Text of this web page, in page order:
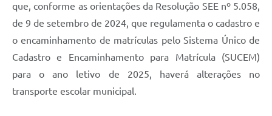
Arquivos para Download
SIC
Jornal
que, conforme as orientações da Resolução SEE nº 5.058,
de 9 de setembro de 2024, que regulamenta o cadastro e
o encaminhamento de matrículas pelo Sistema Único de
Cadastro e Encaminhamento para Matrícula (SUCEM)
para o ano letivo de 2025, haverá alterações no
transporte escolar municipal.